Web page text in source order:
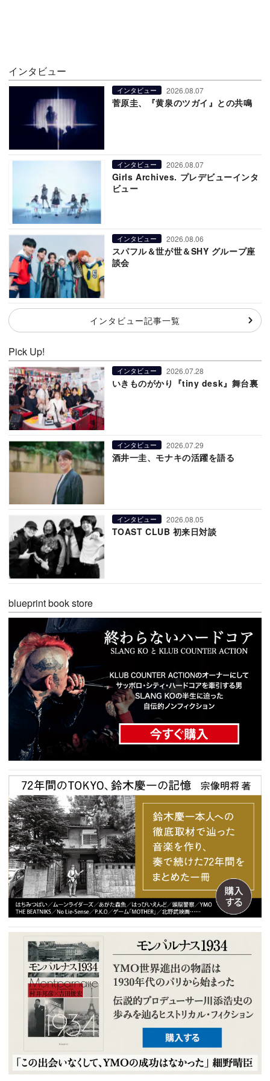
インタビュー
インタビュー 2026.08.07
菅原圭、『黄泉のツガイ』との共鳴
インタビュー 2026.08.07
Girls Archives. プレデビューインタ
ビュー
インタビュー 2026.08.06
スパフル＆世が世＆SHY グループ座
談会
インタビュー記事一覧
Pick Up!
インタビュー 2026.07.28
いきものがかり『tiny desk』舞台裏
インタビュー 2026.07.29
酒井一圭、モナキの活躍を語る
インタビュー 2026.08.05
TOAST CLUB 初来日対談
blueprint book store